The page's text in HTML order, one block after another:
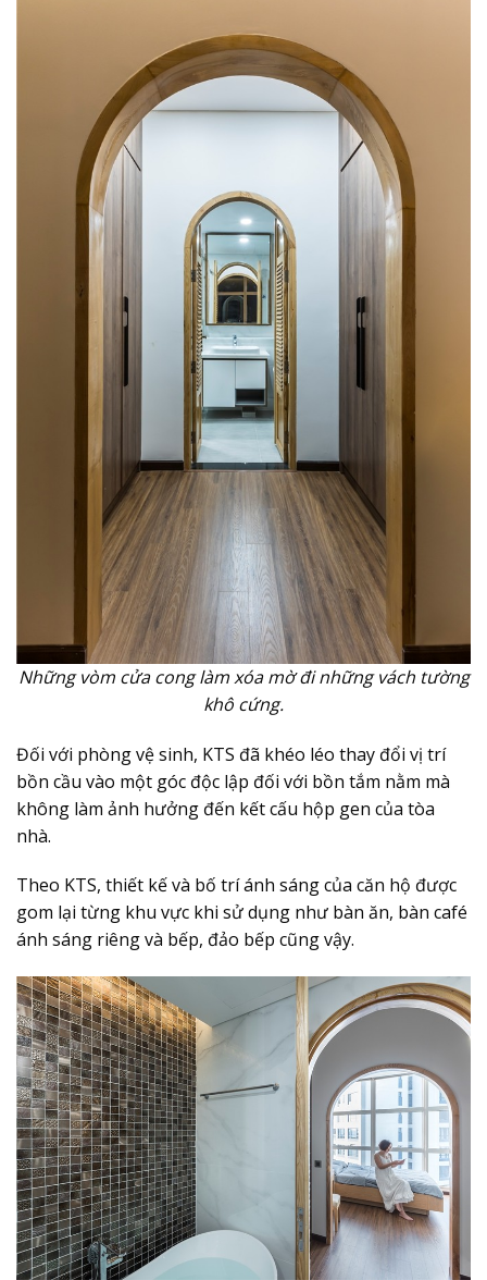
Những vòm cửa cong làm xóa mờ đi những vách tường
khô cứng.
Đối với phòng vệ sinh, KTS đã khéo léo thay đổi vị trí
bồn cầu vào một góc độc lập đối với bồn tắm nằm mà
không làm ảnh hưởng đến kết cấu hộp gen của tòa
nhà.
Theo KTS, thiết kế và bố trí ánh sáng của căn hộ được
gom lại từng khu vực khi sử dụng như bàn ăn, bàn café
ánh sáng riêng và bếp, đảo bếp cũng vậy.